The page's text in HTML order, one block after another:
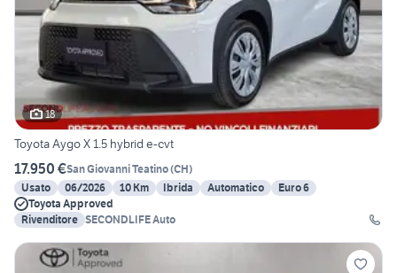
18
Toyota Aygo X 1.5 hybrid e-cvt
17.950 €San Giovanni Teatino(CH)
Usato
06/2026 10 Km Ibrida Automatico
Euro 6
Toyota Approved
Rivenditore SECONDLIFE Auto